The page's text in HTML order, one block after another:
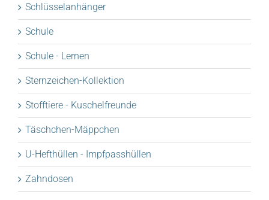
Schlüsselanhänger
Schule
Schule - Lernen
Sternzeichen-Kollektion
Stofftiere - Kuschelfreunde
Täschchen-Mäppchen
U-Hefthüllen - Impfpasshüllen
Zahndosen